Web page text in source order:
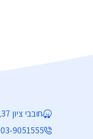
חובבי ציון 37, פתח תקווה
03-9051555